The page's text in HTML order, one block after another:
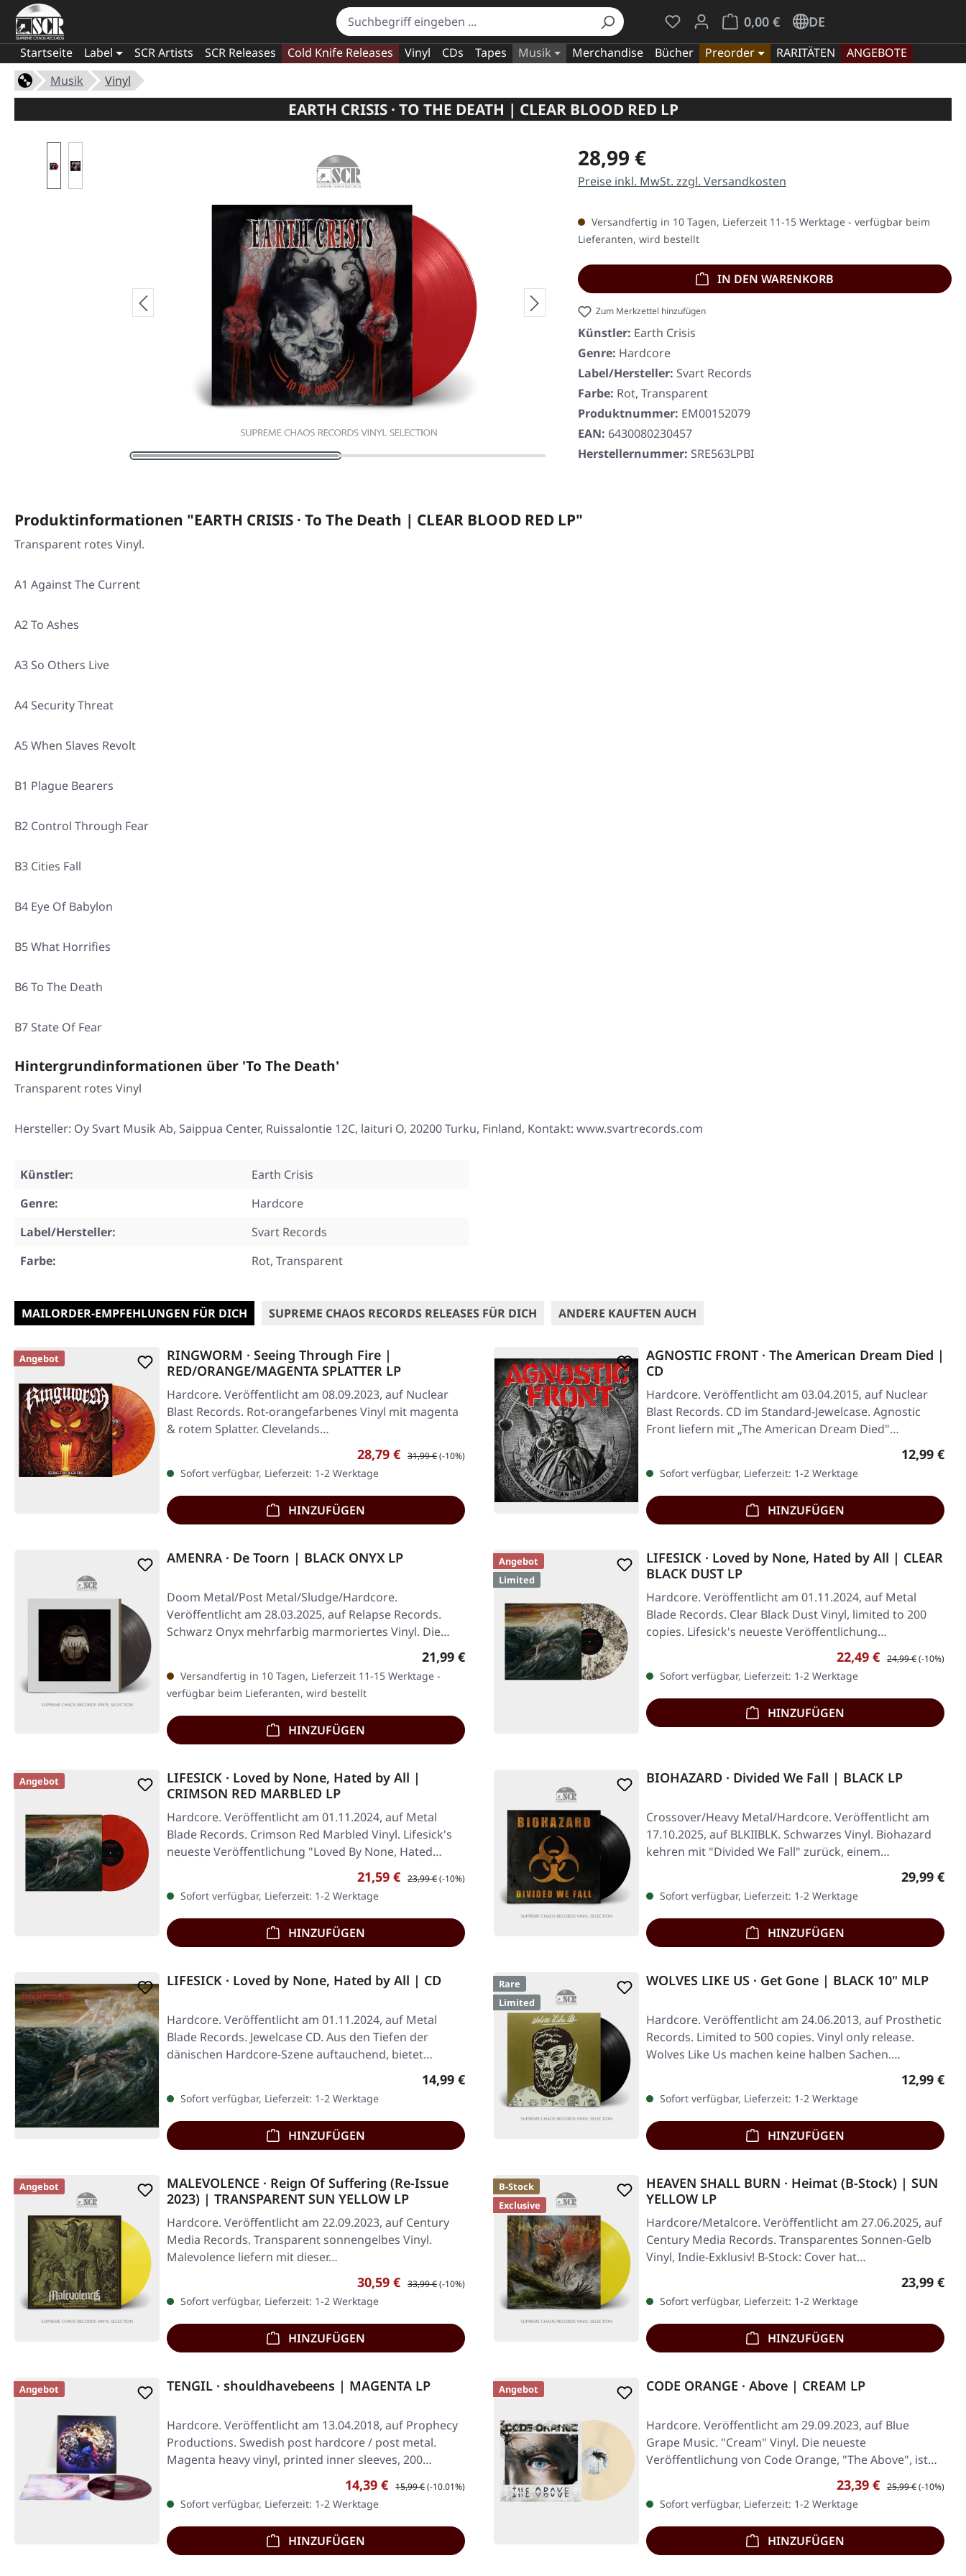
Du hast 0 Produkte auf dem Merkzettel
0,00 €
Warenkorb enthält 0 Positionen. Der
DE
Startseite Label SCR Artists SCR Releases Cold Knife Releases Vinyl CDs Tapes Musik Merchandise Bücher Preorder RARITÄTEN
ANGEBOTE
Musik
Vinyl
EARTH CRISIS · TO THE DEATH | CLEAR BLOOD RED LP
Regulärer Preis:
28,99 €
Preise inkl. MwSt. zzgl. Versandkosten
Versandfertig in 10 Tagen, Lieferzeit 11-15 Werktage - verfügbar beim
Lieferanten, wird bestellt
IN DEN WARENKORB
Zum Merkzettel hinzufügen
Künstler: Earth Crisis
Genre: Hardcore
Label/Hersteller: Svart Records
Farbe: Rot, Transparent
Produktnummer: EM00152079
EAN: 6430080230457
Herstellernummer: SRE563LPBI
Produktinformationen "EARTH CRISIS · To The Death | CLEAR BLOOD RED LP"
Transparent rotes Vinyl.
A1 Against The Current
A2 To Ashes
A3 So Others Live
A4 Security Threat
A5 When Slaves Revolt
B1 Plague Bearers
B2 Control Through Fear
B3 Cities Fall
B4 Eye Of Babylon
B5 What Horrifies
B6 To The Death
B7 State Of Fear
Hintergrundinformationen über 'To The Death'
Transparent rotes Vinyl
Hersteller: Oy Svart Musik Ab, Saippua Center, Ruissalontie 12C, laituri O, 20200 Turku, Finland, Kontakt: www.svartrecords.com
Künstler:
Earth Crisis
Genre:
Hardcore
Label/Hersteller:
Svart Records
Farbe:
Rot, Transparent
MAILORDER-EMPFEHLUNGEN FÜR DICH SUPREME CHAOS RECORDS RELEASES FÜR DICH ANDERE KAUFTEN AUCH
Angebot
RINGWORM · Seeing Through Fire |
RED/ORANGE/MAGENTA SPLATTER LP
Hardcore. Veröffentlicht am 08.09.2023, auf Nuclear
Blast Records. Rot-orangefarbenes Vinyl mit magenta
& rotem Splatter. Clevelands…
Verkaufspreis:
28,79 € Regulärer Preis:
31,99 €(-10%)
Sofort verfügbar, Lieferzeit: 1-2 Werktage
HINZUFÜGEN
AGNOSTIC FRONT · The American Dream Died |
CD
Hardcore. Veröffentlicht am 03.04.2015, auf Nuclear
Blast Records. CD im Standard-Jewelcase. Agnostic
Front liefern mit „The American Dream Died"…
Regulärer
12,99 €
Sofort verfügbar, Lieferzeit: 1-2 Werktage
HINZUFÜGEN
AMENRA · De Toorn | BLACK ONYX LP
Doom Metal/Post Metal/Sludge/Hardcore.
Veröffentlicht am 28.03.2025, auf Relapse Records.
Schwarz Onyx mehrfarbig marmoriertes Vinyl. Die
Regulärer Preis:
21,99 €
Versandfertig in 10 Tagen, Lieferzeit 11-15 Werktage -
verfügbar beim Lieferanten, wird bestellt
HINZUFÜGEN
Angebot
Limited
LIFESICK · Loved by None, Hated by All | CLEAR
BLACK DUST LP
Hardcore. Veröffentlicht am 01.11.2024, auf Metal
Blade Records. Clear Black Dust Vinyl, limited to 200
copies. Lifesick's neueste Veröffentlichung…
Verkaufspreis:
22,49 € Regulärer Preis:
24,99 €(-10%)
Sofort verfügbar, Lieferzeit: 1-2 Werktage
HINZUFÜGEN
Angebot
LIFESICK · Loved by None, Hated by All |
CRIMSON RED MARBLED LP
Hardcore. Veröffentlicht am 01.11.2024, auf Metal
Blade Records. Crimson Red Marbled Vinyl. Lifesick's
neueste Veröffentlichung "Loved By None, Hated…
Verkaufspreis:
21,59 € Regulärer Preis:
23,99 €(-10%)
Sofort verfügbar, Lieferzeit: 1-2 Werktage
HINZUFÜGEN
BIOHAZARD · Divided We Fall | BLACK LP
Crossover/Heavy Metal/Hardcore. Veröffentlicht am
17.10.2025, auf BLKIIBLK. Schwarzes Vinyl. Biohazard
kehren mit "Divided We Fall" zurück, einem…
Regulärer
29,99 €
Sofort verfügbar, Lieferzeit: 1-2 Werktage
HINZUFÜGEN
LIFESICK · Loved by None, Hated by All | CD
Hardcore. Veröffentlicht am 01.11.2024, auf Metal
Blade Records. Jewelcase CD. Aus den Tiefen der
dänischen Hardcore-Szene auftauchend, bietet…
Regulärer Preis:
14,99 €
Sofort verfügbar, Lieferzeit: 1-2 Werktage
HINZUFÜGEN
Rare
Limited
WOLVES LIKE US · Get Gone | BLACK 10" MLP
Hardcore. Veröffentlicht am 24.06.2013, auf Prosthetic
Records. Limited to 500 copies. Vinyl only release.
Wolves Like Us machen keine halben Sachen.…
Regulärer
12,99 €
Sofort verfügbar, Lieferzeit: 1-2 Werktage
HINZUFÜGEN
Angebot
MALEVOLENCE · Reign Of Suffering (Re-Issue
2023) | TRANSPARENT SUN YELLOW LP
Hardcore. Veröffentlicht am 22.09.2023, auf Century
Media Records. Transparent sonnengelbes Vinyl.
Malevolence liefern mit dieser…
Verkaufspreis:
30,59 € Regulärer Preis:
33,99 €(-10%)
Sofort verfügbar, Lieferzeit: 1-2 Werktage
HINZUFÜGEN
B-Stock
Exclusive
HEAVEN SHALL BURN · Heimat (B-Stock) | SUN
YELLOW LP
Hardcore/Metalcore. Veröffentlicht am 27.06.2025, auf
Century Media Records. Transparentes Sonnen-Gelb
Vinyl, Indie-Exklusiv! B-Stock: Cover hat…
Regulärer
23,99 €
Sofort verfügbar, Lieferzeit: 1-2 Werktage
HINZUFÜGEN
Angebot TENGIL · shouldhavebeens | MAGENTA LP
Hardcore. Veröffentlicht am 13.04.2018, auf Prophecy
Productions. Swedish post hardcore / post metal.
Magenta heavy vinyl, printed inner sleeves, 200…
Verkaufspreis:
14,39 € Regulärer Preis:
15,99 €(-10.01%)
Sofort verfügbar, Lieferzeit: 1-2 Werktage
HINZUFÜGEN
Angebot CODE ORANGE · Above | CREAM LP
Hardcore. Veröffentlicht am 29.09.2023, auf Blue
Grape Music. "Cream" Vinyl. Die neueste
Veröffentlichung von Code Orange, "The Above", ist
Verkaufspreis:
23,39 € Regulärer Preis:
25,99 €(-10%)
Sofort verfügbar, Lieferzeit: 1-2 Werktage
HINZUFÜGEN